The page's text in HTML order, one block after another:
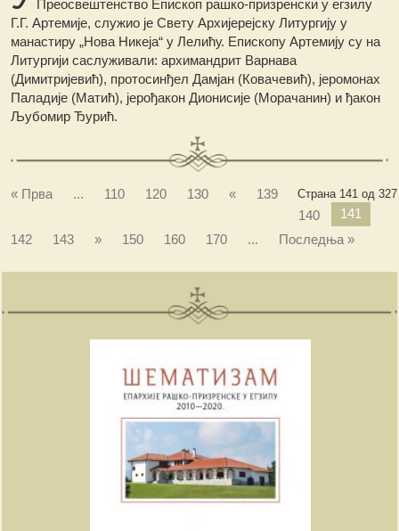
Преосвештенство Епископ рашко-призренски у егзилу
Г.Г. Артемије, служио је Свету Архијерејску Литургију у
манастиру „Нова Никеја“ у Лелићу. Епископу Артемију су на
Литургији саслуживали: архимандрит Варнава
(Димитријевић), протосинђел Дамјан (Ковачевић), јеромонах
Паладије (Матић), јерођакон Дионисије (Морачанин) и ђакон
Љубомир Ђурић.
Страна 141 од 327
« Прва ... 110 120 130 «
139
140
141
142
143 » 150 160 170 ... Последња »